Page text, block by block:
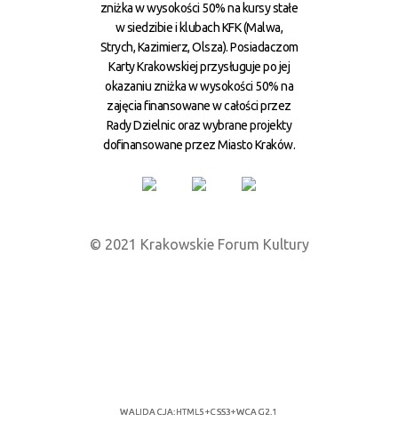
zniżka w wysokości 50% na kursy stałe
w siedzibie i klubach KFK (Malwa,
Strych, Kazimierz, Olsza). Posiadaczom
Karty Krakowskiej przysługuje po jej
okazaniu zniżka w wysokości 50% na
zajęcia finansowane w całości przez
Rady Dzielnic oraz wybrane projekty
dofinansowane przez Miasto Kraków.
© 2021 Krakowskie Forum Kultury
WALIDACJA: HTML5+CSS3+WCAG 2.1